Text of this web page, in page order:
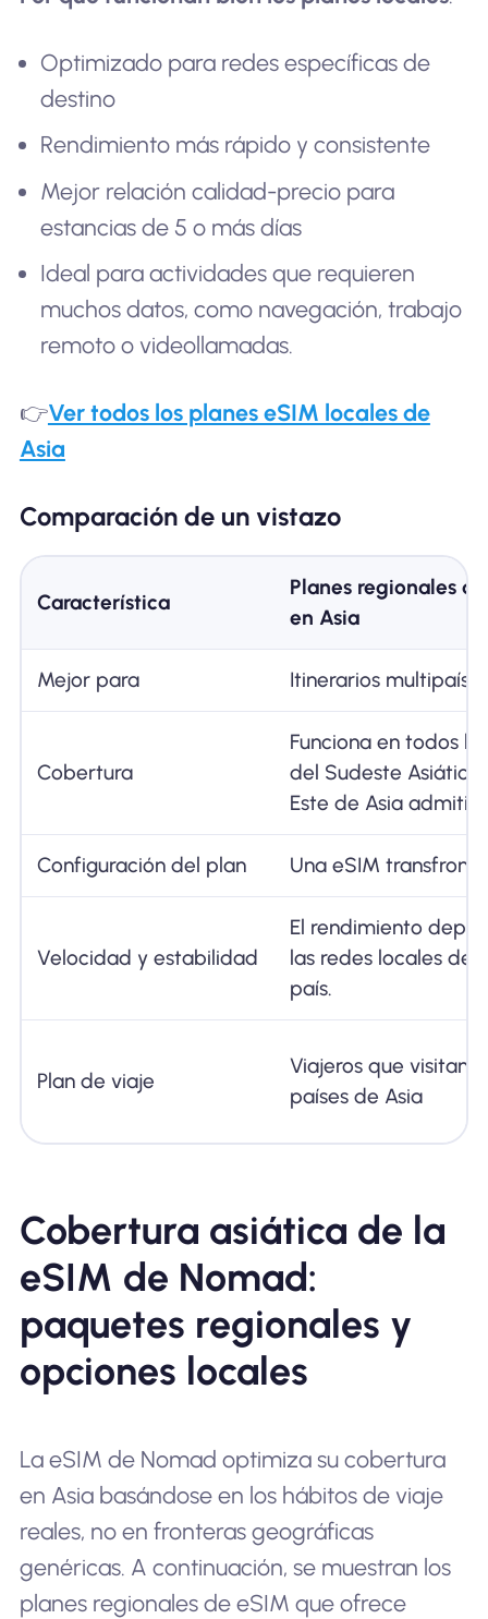
Optimizado para redes específicas de
destino
Rendimiento más rápido y consistente
Mejor relación calidad-precio para
estancias de 5 o más días
Ideal para actividades que requieren
muchos datos, como navegación, trabajo
remoto o videollamadas.
👉Ver todos los planes eSIM locales de
Asia
Comparación de un vistazo
Característica
Planes regionales
en Asia
Mejor para Itinerarios multipaís
Cobertura
Funciona en todos
del Sudeste Asiático
Este de Asia
Configuración del plan Una eSIM
Velocidad y estabilidad
El rendimiento
las redes locales de
país.
Plan de viaje
Viajeros que visitan
países de Asia
Cobertura asiática de la
eSIM de Nomad:
paquetes regionales y
opciones locales
La eSIM de Nomad optimiza su cobertura
en Asia basándose en los hábitos de viaje
reales, no en fronteras geográficas
genéricas. A continuación, se muestran los
planes regionales de eSIM que ofrece